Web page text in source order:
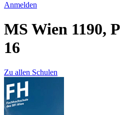
Anmelden
MS Wien 1190,
16
Zu allen Schulen